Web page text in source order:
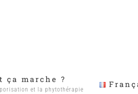
ça marche ?
et la phytothérapie